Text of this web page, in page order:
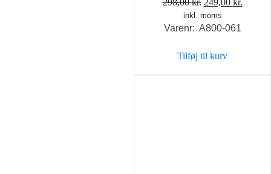
298,00kr.
oprindelige
pris
298,00 kr..
249,00 kr.
inkl. moms
Varenr: A800-061
Tilføj til kurv